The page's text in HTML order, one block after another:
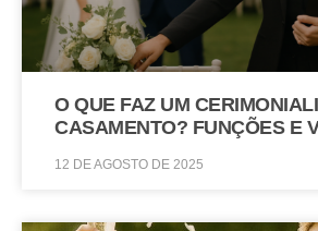
O QUE FAZ UM
CASAMENTO? FUNÇÕES E
12 DE AGOSTO DE 2025